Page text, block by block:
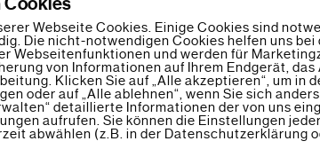
Webseite Cookies. Einige Cookies sind
Die nicht-notwendigen Cookies helfen uns
Webseitenfunktionen und werden für
von Informationen auf Ihrem Endgerät,
Klicken Sie auf „Alle akzeptieren“, um in
oder auf „Alle ablehnen“, wenn Sie sich
detaillierte Informationen der von uns
aufrufen. Sie können die Einstellungen
abwählen (z.B. in der Datenschutzerklärung